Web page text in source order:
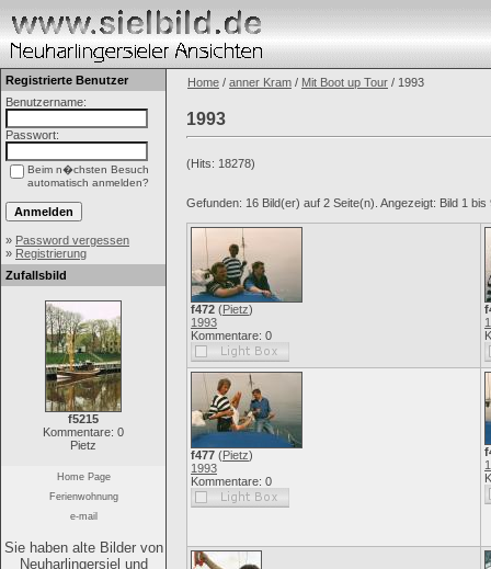
Registrierte Benutzer
Benutzername:
Passwort:
Beim n�chsten Besuch
automatisch anmelden?
» Password vergessen
» Registrierung
Zufallsbild
f5215
Kommentare: 0
Pietz
Home Page
Ferienwohnung
e-mail
Sie haben alte Bilder von
Neuharlingersiel und
Home / anner Kram / Mit Boot up Tour / 1993
1993
(Hits: 18278)
Gefunden: 16 Bild(er) auf 2 Seite(n). Angezeigt: Bild 1 bis
f472 (Pietz)
1993
Kommentare: 0
f477 (Pietz)
1993
Kommentare: 0